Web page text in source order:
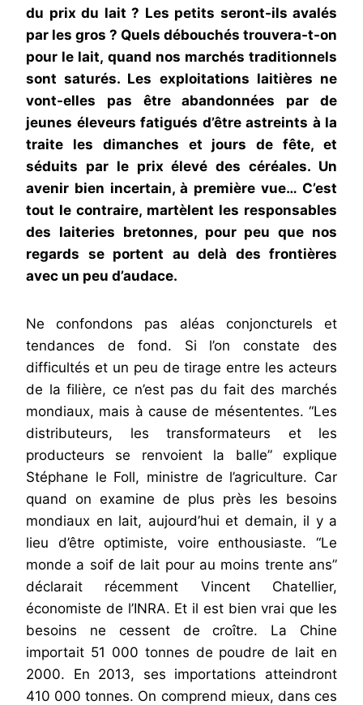
du prix du lait ? Les petits seront-ils avalés
par les gros ? Quels débouchés trouvera-t-on
pour le lait, quand nos marchés traditionnels
sont saturés. Les exploitations laitières ne
vont-elles pas être abandonnées par de
jeunes éleveurs fatigués d’être astreints à la
traite les dimanches et jours de fête, et
séduits par le prix élevé des céréales. Un
avenir bien incertain, à première vue… C’est
tout le contraire, martèlent les responsables
des laiteries bretonnes, pour peu que nos
regards se portent au delà des frontières
avec un peu d’audace.
Ne confondons pas aléas conjoncturels et
tendances de fond. Si l’on constate des
difficultés et un peu de tirage entre les acteurs
de la filière, ce n’est pas du fait des marchés
mondiaux, mais à cause de mésententes. “Les
distributeurs, les transformateurs et les
producteurs se renvoient la balle” explique
Stéphane le Foll, ministre de l’agriculture. Car
quand on examine de plus près les besoins
mondiaux en lait, aujourd’hui et demain, il y a
lieu d’être optimiste, voire enthousiaste. “Le
monde a soif de lait pour au moins trente ans”
déclarait récemment Vincent Chatellier,
économiste de l’INRA. Et il est bien vrai que les
besoins ne cessent de croître. La Chine
importait 51 000 tonnes de poudre de lait en
2000. En 2013, ses importations atteindront
410 000 tonnes. On comprend mieux, dans ces